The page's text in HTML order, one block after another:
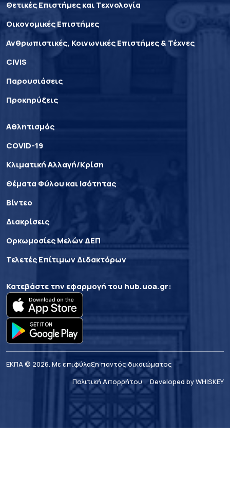
Θετικές Επιστήμες και Τεχνολογία
Οικονομικές Επιστήμες
Ανθρωπιστικές, Κοινωνικές Επιστήμες & Τέχνες
CIVIS
Παρουσιάσεις
Προκηρύξεις
Αθλητισμός
COVID-19
Κλιματική Αλλαγή/Κρίση
Θέματα Φύλου και Ισότητας
Βίντεο
Διακρίσεις
Ορκωμοσίες Μελών ΔΕΠ
Τελετές Επίτιμων Διδακτόρων
Κατεβάστε την εφαρμογή του hub.uoa.gr:
ΕΚΠΑ © 2026. Με επιφύλαξη παντός δικαιώματος
Πολιτική Απορρήτου
Developed by WHISKEY